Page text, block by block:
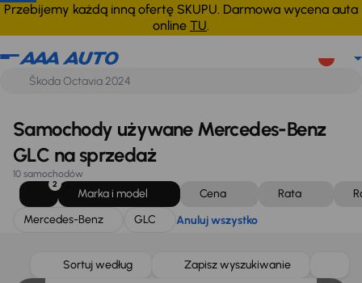
Przebijemy każdą inną ofertę SKUPU. Darmowa wycena auta
online TU.
Mercedes-Benz GLC Anuluj wszystko
Samochody używane Mercedes-Benz
GLC na sprzedaż
10 samochodów
2
Marka i model Cena Rata
Mercedes-Benz
GLC Anuluj wszystko
Sortuj według Zapisz wyszukiwanie
Taniej o 2 000 zł